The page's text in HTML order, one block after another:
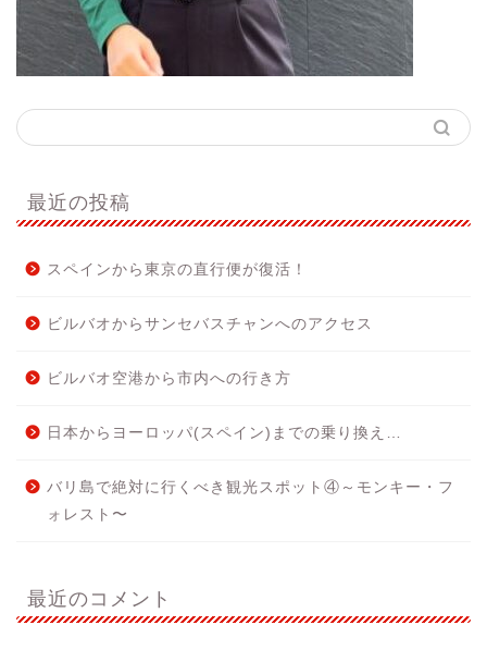
最近の投稿
スペインから東京の直行便が復活！
ビルバオからサンセバスチャンへのアクセス
ビルバオ空港から市内への行き方
日本からヨーロッパ(スペイン)までの乗り換え…
バリ島で絶対に行くべき観光スポット④～モンキー・フ
ォレスト〜
最近のコメント